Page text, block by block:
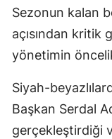
Sezonun kalan
açısından
yönetimin
Siyah-
Başkan Serdal
gerçekleştirdiği